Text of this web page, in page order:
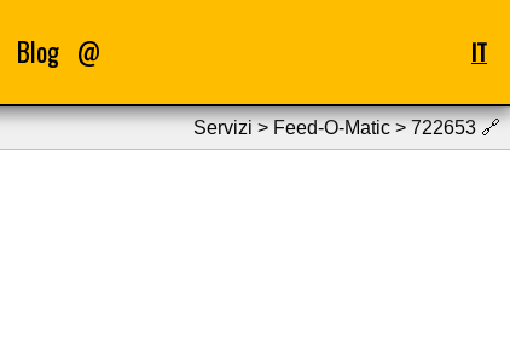
Blog @ IT
Servizi > Feed-O-Matic > 722653 🔗